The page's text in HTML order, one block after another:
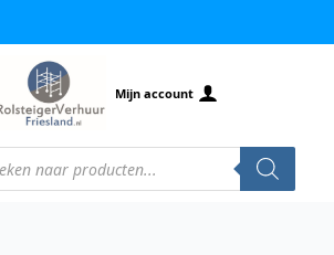
Mijn account